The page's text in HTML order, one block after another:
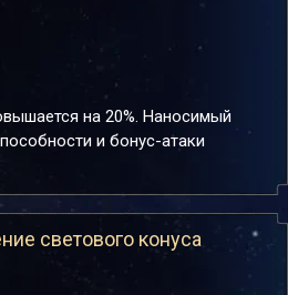
на 20%. Наносимый
и бонус-атаки
светового конуса